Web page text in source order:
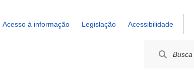
Acesso à informação Legislação Acessibilidade